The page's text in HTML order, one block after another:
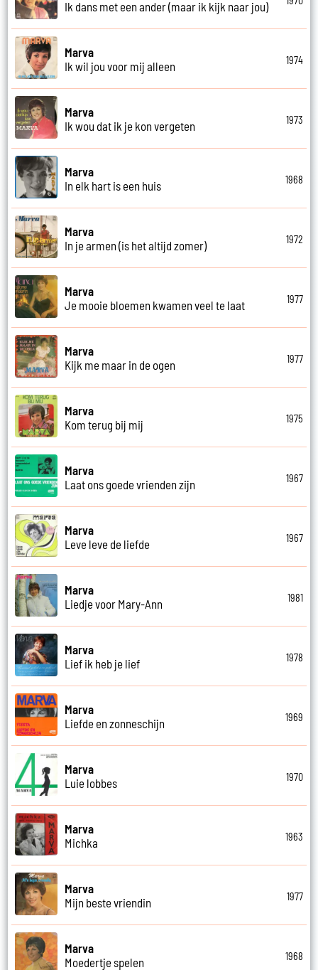
Ik dans met een ander (maar ik kijk naar jou)
Marva
Ik wil jou voor mij alleen
1974
Marva
Ik wou dat ik je kon vergeten
1973
Marva
In elk hart is een huis
1968
Marva
In je armen (is het altijd zomer)
1972
Marva
Je mooie bloemen kwamen veel te laat
1977
Marva
Kijk me maar in de ogen
1977
Marva
Kom terug bij mij
1975
Marva
Laat ons goede vrienden zijn
1967
Marva
Leve leve de liefde
1967
Marva
Liedje voor Mary-Ann
1981
Marva
Lief ik heb je lief
1978
Marva
Liefde en zonneschijn
1969
Marva
Luie lobbes
1970
Marva
Michka
1963
Marva
Mijn beste vriendin
1977
Marva
Moedertje spelen
1968